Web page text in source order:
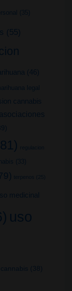
(35)
(55)
(46)
legal
cannabis
regulacion
(33)
terpenos (25)
medicinal
uso
(38)